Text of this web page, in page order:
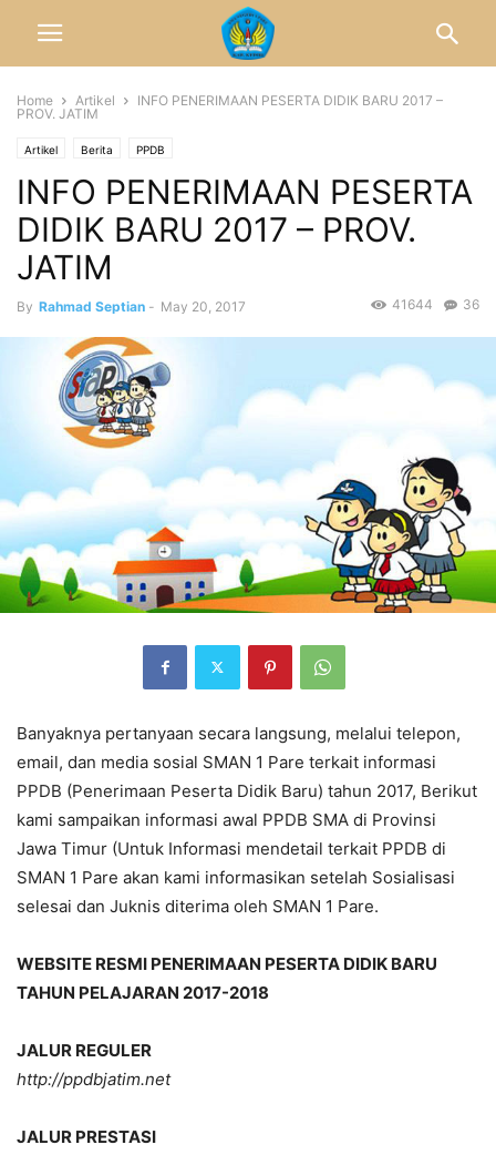
Home Artikel
INFO PENERIMAAN PESERTA DIDIK BARU 2017 –
PROV. JATIM
Artikel Berita PPDB
INFO PENERIMAAN PESERTA
DIDIK BARU 2017 – PROV.
JATIM
By Rahmad Septian - May 20, 2017 36
41644
Banyaknya pertanyaan secara langsung, melalui telepon,
email, dan media sosial SMAN 1 Pare terkait informasi
PPDB (Penerimaan Peserta Didik Baru) tahun 2017, Berikut
kami sampaikan informasi awal PPDB SMA di Provinsi
Jawa Timur (Untuk Informasi mendetail terkait PPDB di
SMAN 1 Pare akan kami informasikan setelah Sosialisasi
selesai dan Juknis diterima oleh SMAN 1 Pare.
WEBSITE RESMI PENERIMAAN PESERTA DIDIK BARU
TAHUN PELAJARAN 2017-2018
JALUR REGULER
http://ppdbjatim.net
JALUR PRESTASI